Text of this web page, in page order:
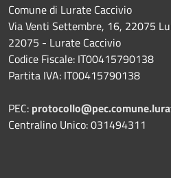
Comune di Lurate Caccivio
Via Venti Settembre, 16, 22075
22075 - Lurate Caccivio
Codice Fiscale: IT00415790138
Partita IVA: IT00415790138
PEC:
Centralino Unico: 031494311